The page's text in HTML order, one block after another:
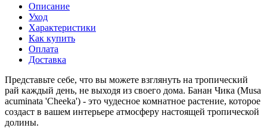
Описание
Уход
Характеристики
Как купить
Оплата
Доставка
Представьте себе, что вы можете взглянуть на тропический
рай каждый день, не выходя из своего дома. Банан Чика (Musa
acuminata 'Cheeka') - это чудесное комнатное растение, которое
создаст в вашем интерьере атмосферу настоящей тропической
долины.